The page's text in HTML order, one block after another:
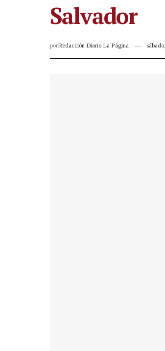
Salvador
porRedacción Diario La Página